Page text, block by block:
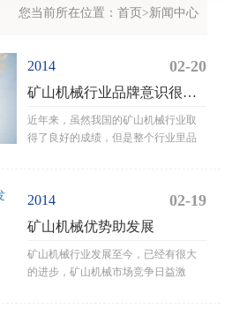
您当前所在位置： 首页>新闻中心
2014 02-20
矿山机械行业品牌意识很重
要
近年来，虽然我国的矿山机械行业取
得了良好的成绩，但是整个行业里品
2014 02-19
矿山机械优势助发展
矿山机械行业发展至今，已经有很大
的进步，矿山机械市场竞争日益激